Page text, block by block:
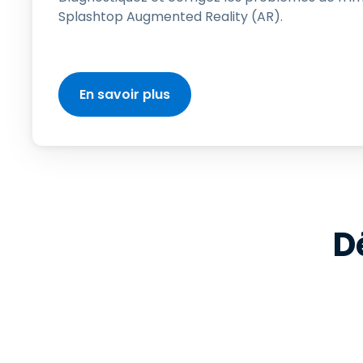
Splashtop Augmented Reality (AR).
En savoir plus